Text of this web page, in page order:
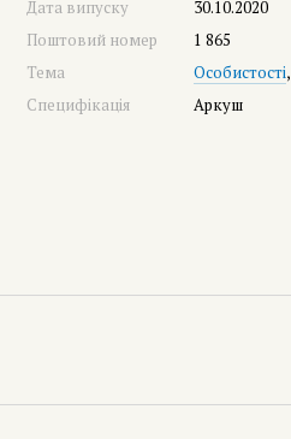
Дата випуску
30.10.2020
Поштовий номер
1 865
Тема
Особистості,
Специфікація
Аркуш